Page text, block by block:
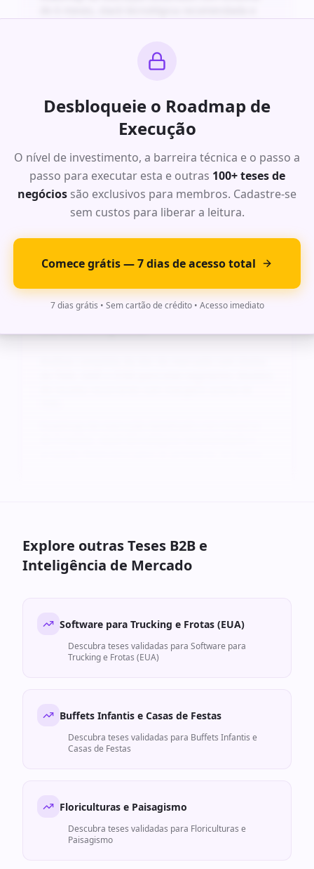
de Alto Impacto
de TAM, SAM e SOM para este segmento. Modelo
de receita recorrente com margens acima de
70%.
Roadmap de execução detalhado com timeline
projeção financeira para os primeiros 24 meses.
Ideia Exclusiva #5: Oportunidade
Desbloqueie o Roadmap de
Execução
O nível de investimento, a barreira técnica e o passo a
passo para executar esta e outras 100+ teses de
negócios são exclusivos para membros. Cadastre-se
sem custos para liberar a leitura.
Comece grátis — 7 dias de acesso total
7 dias grátis • Sem cartão de crédito • Acesso imediato
Explore outras Teses B2B e
Inteligência de Mercado
Software para Trucking e Frotas (EUA)
Descubra teses validadas para Software para
Trucking e Frotas (EUA)
Buffets Infantis e Casas de Festas
Descubra teses validadas para Buffets Infantis e
Casas de Festas
Floriculturas e Paisagismo
Descubra teses validadas para Floriculturas e
Paisagismo